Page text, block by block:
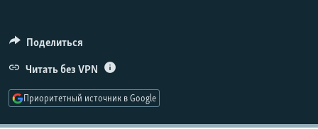
ПОДПИШИТЕСЬ НА РАССЫЛКУ
СОЦИАЛЬНЫЕ СЕТИ
Поделиться
Читать без VPN
Приоритетный источник в Google